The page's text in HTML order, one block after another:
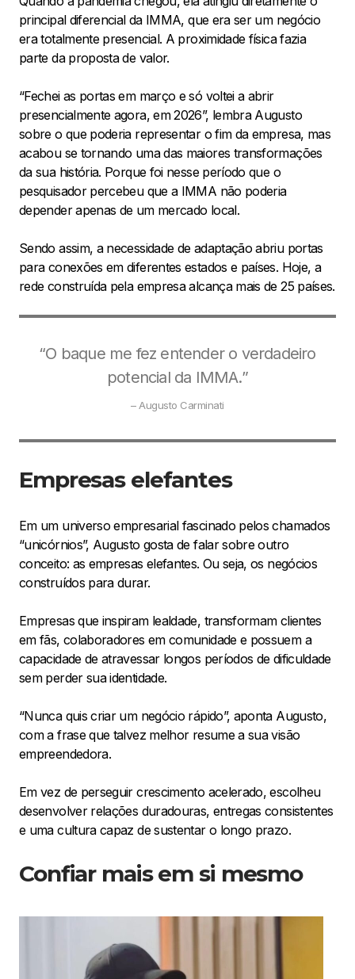
principal diferencial da IMMA, que era ser um negócio
era totalmente presencial. A proximidade física fazia
parte da proposta de valor.
“Fechei as portas em março e só voltei a abrir
presencialmente agora, em 2026”, lembra Augusto
sobre o que poderia representar o fim da empresa, mas
acabou se tornando uma das maiores transformações
da sua história. Porque foi nesse período que o
pesquisador percebeu que a IMMA não poderia
depender apenas de um mercado local.
Sendo assim, a necessidade de adaptação abriu portas
para conexões em diferentes estados e países. Hoje, a
rede construída pela empresa alcança mais de 25 países.
“O baque me fez entender o verdadeiro
potencial da IMMA.”
– Augusto Carminati
Empresas elefantes
Em um universo empresarial fascinado pelos chamados
“unicórnios”, Augusto gosta de falar sobre outro
conceito: as empresas elefantes. Ou seja, os negócios
construídos para durar.
Empresas que inspiram lealdade, transformam clientes
em fãs, colaboradores em comunidade e possuem a
capacidade de atravessar longos períodos de dificuldade
sem perder sua identidade.
“Nunca quis criar um negócio rápido”, aponta Augusto,
com a frase que talvez melhor resume a sua visão
empreendedora.
Em vez de perseguir crescimento acelerado, escolheu
desenvolver relações duradouras, entregas consistentes
e uma cultura capaz de sustentar o longo prazo.
Confiar mais em si mesmo